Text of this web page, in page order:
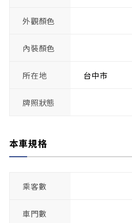
外觀顏色
內裝顏色
所在地 台中市
牌照狀態
本車規格
乘客數
車門數